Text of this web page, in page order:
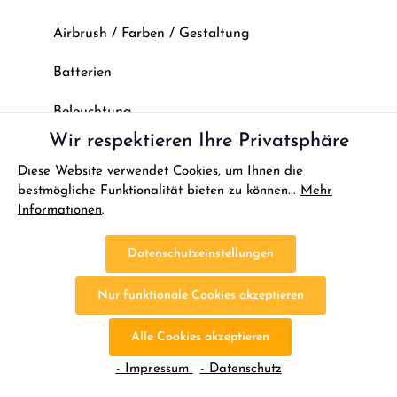
Airbrush / Farben / Gestaltung
Batterien
Beleuchtung
Benzin Motoren
Crawler Zubehör
Luftschrauben & Zubehör
Wir respektieren Ihre Privatsphäre
Diese Website verwendet Cookies, um Ihnen die
bestmögliche Funktionalität bieten zu können... Mehr
Informationen.
Datenschutzeinstellungen
Nur funktionale Cookies akzeptieren
Alle Cookies akzeptieren
- Impressum - Datenschutz